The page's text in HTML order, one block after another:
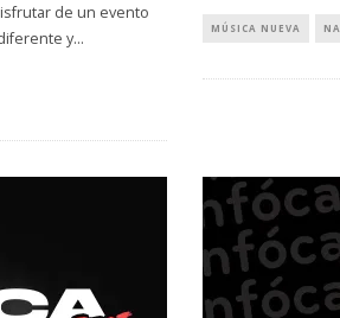
de un evento
y...
MÚSICA NUEVA